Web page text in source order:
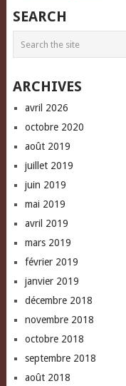
PUBLICATIONS
SEARCH
ARCHIVES
avril 2026
octobre 2020
août 2019
juillet 2019
juin 2019
mai 2019
avril 2019
mars 2019
février 2019
janvier 2019
décembre 2018
novembre 2018
octobre 2018
septembre 2018
août 2018